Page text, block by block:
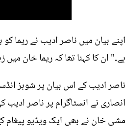
اپنے بیان میں ناصر ادیب نے ریما
ہے۔" ان کا کہنا تھا کہ ریما خان
ناصر ادیب کے اس بیان پر شوبز
انصاری نے انسٹاگرام پر ناصر
مشی خان نے بھی ایک ویڈیو پیغام